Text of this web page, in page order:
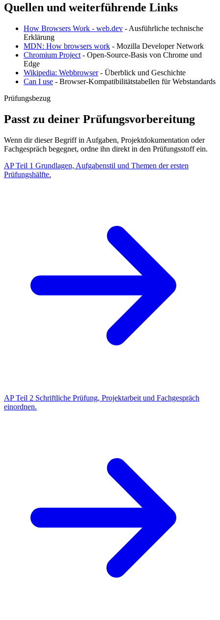
Quellen und weiterführende Links
How Browsers Work - web.dev - Ausführliche technische
Erklärung
MDN: How browsers work - Mozilla Developer Network
Chromium Project - Open-Source-Basis von Chrome und
Edge
Wikipedia: Webbrowser- Überblick und Geschichte
Can I use - Browser-Kompatibilitätstabellen für Webstandards
Prüfungsbezug
Passt zu deiner Prüfungsvorbereitung
Wenn dir dieser Begriff in Aufgaben, Projektdokumentation oder
Fachgespräch begegnet, ordne ihn direkt in den Prüfungsstoff ein.
AP Teil 1 Grundlagen, Aufgabenstil und Themen der ersten
Prüfungshälfte.
AP Teil 2 Schriftliche Prüfung, Projektarbeit und Fachgespräch
einordnen.